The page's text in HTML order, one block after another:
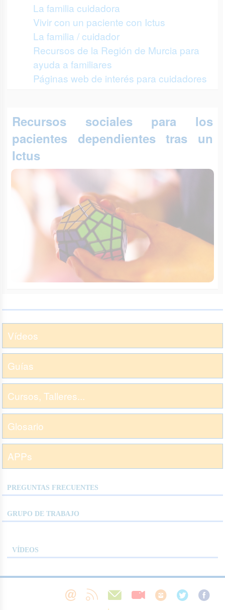
La familia cuidadora
Vivir con un paciente con Ictus
La familia / cuidador
Recursos de la Región de Murcia para
ayuda a familiares
Páginas web de interés para cuidadores
Recursos sociales para los
pacientes dependientes tras un
Ictus
Vídeos
Guías
Cursos, Talleres...
Glosario
APPs
PREGUNTAS FRECUENTES
GRUPO DE TRABAJO
VÍDEOS